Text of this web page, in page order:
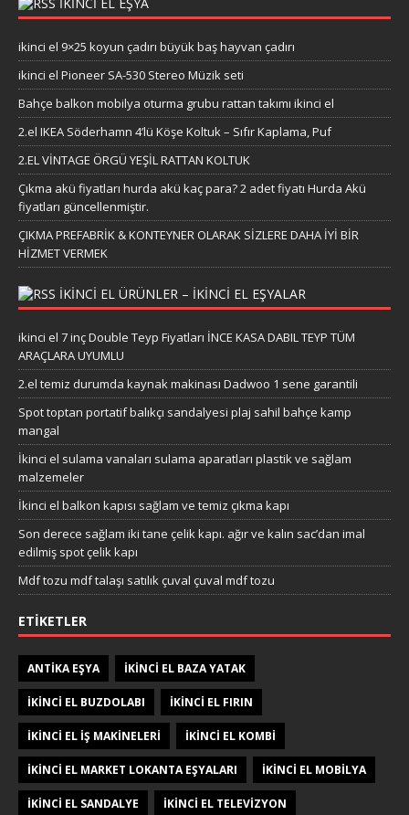
İKİNCİ EL EŞYA
ikinci el 9×25 koyun çadırı büyük baş hayvan çadırı
ikinci el Pioneer SA-530 Stereo Müzik seti
Bahçe balkon mobilya oturma grubu rattan takımı ikinci el
2.el IKEA Söderhamn 4’lü Köşe Koltuk – Sıfır Kaplama, Puf
2.EL VİNTAGE ÖRGÜ YEŞİL RATTAN KOLTUK
Çıkma akü fiyatları hurda akü kaç para? 2 adet fiyatı Hurda Akü
fiyatları güncellenmiştir.
ÇIKMA PREFABRİK & KONTEYNER OLARAK SİZLERE DAHA İYİ BİR
HİZMET VERMEK
IKINCI EL ÜRÜNLER – IKINCI EL EŞYALAR
ikinci el 7 inç Double Teyp Fiyatları İNCE KASA DABIL TEYP TÜM
ARAÇLARA UYUMLU
2.el temiz durumda kaynak makinası Dadwoo 1 sene garantili
Spot toptan portatif balıkçı sandalyesi plaj sahil bahçe kamp
mangal
İkinci el sulama vanaları sulama aparatları plastik ve sağlam
malzemeler
İkinci el balkon kapısı sağlam ve temiz çıkma kapı
Son derece sağlam iki tane çelik kapı. ağır ve kalın sac’dan imal
edilmiş spot çelik kapı
Mdf tozu mdf talaşı satılık çuval çuval mdf tozu
ETIKETLER
ANTIKA EŞYA IKINCI EL BAZA YATAK
IKINCI EL BUZDOLABI IKINCI EL FIRIN
IKINCI EL IŞ MAKINELERI IKINCI EL KOMBI
IKINCI EL MARKET LOKANTA EŞYALARI IKINCI EL MOBILYA
IKINCI EL SANDALYE IKINCI EL TELEVIZYON